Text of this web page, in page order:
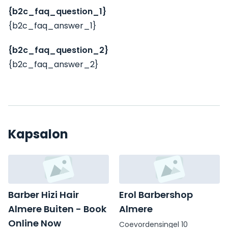
{b2c_faq_question_1}
{b2c_faq_answer_1}
{b2c_faq_question_2}
{b2c_faq_answer_2}
Kapsalon
Barber Hizi Hair
Almere Buiten - Book
Online Now
Erol Barbershop
Almere
Coevordensingel 10